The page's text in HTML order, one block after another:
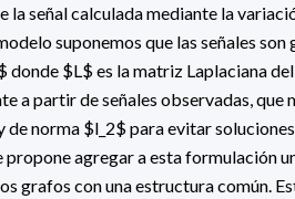
la señal calculada mediante la
suponemos que las señales
$L$ es la matriz Laplaciana
a partir de señales observadas, que
norma $l_2$ para evitar
propone agregar a esta formulación
grafos con una estructura común.